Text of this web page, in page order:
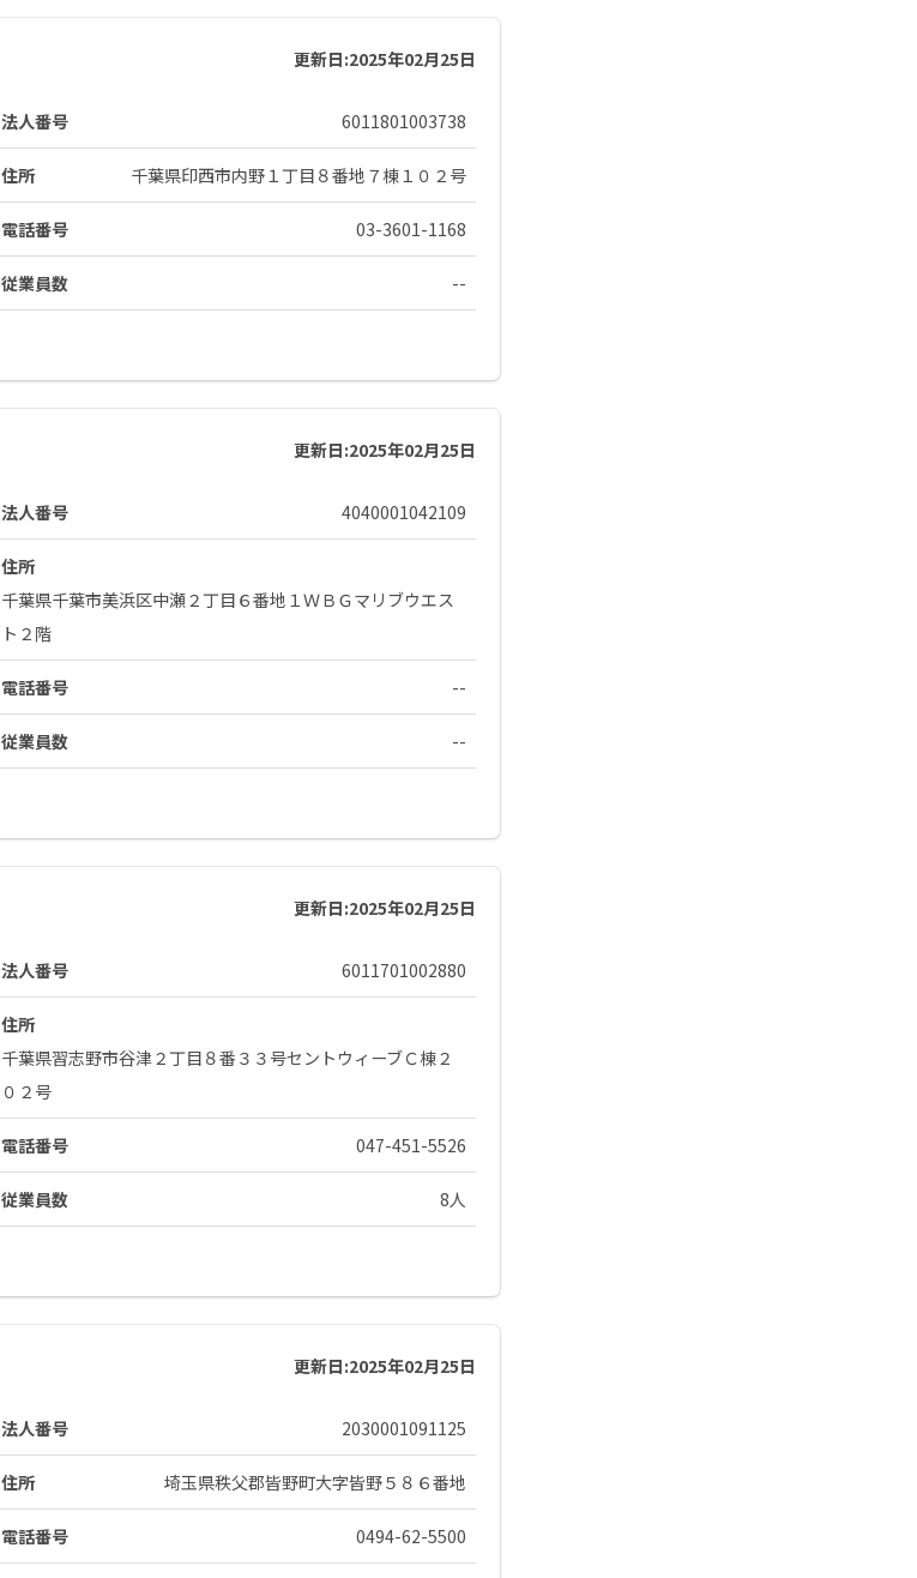
更新日:2025年02月25日
法人番号 6011801003738
住所 千葉県印西市内野１丁目８番地７棟１０２号
電話番号 03-3601-1168
従業員数 --
更新日:2025年02月25日
法人番号 4040001042109
住所
千葉県千葉市美浜区中瀬２丁目６番地１ＷＢＧマリブウエス
ト２階
電話番号 --
従業員数 --
更新日:2025年02月25日
法人番号 6011701002880
住所
千葉県習志野市谷津２丁目８番３３号セントウィーブＣ棟２
０２号
電話番号 047-451-5526
従業員数 8人
更新日:2025年02月25日
法人番号 2030001091125
住所 埼玉県秩父郡皆野町大字皆野５８６番地
電話番号 0494-62-5500